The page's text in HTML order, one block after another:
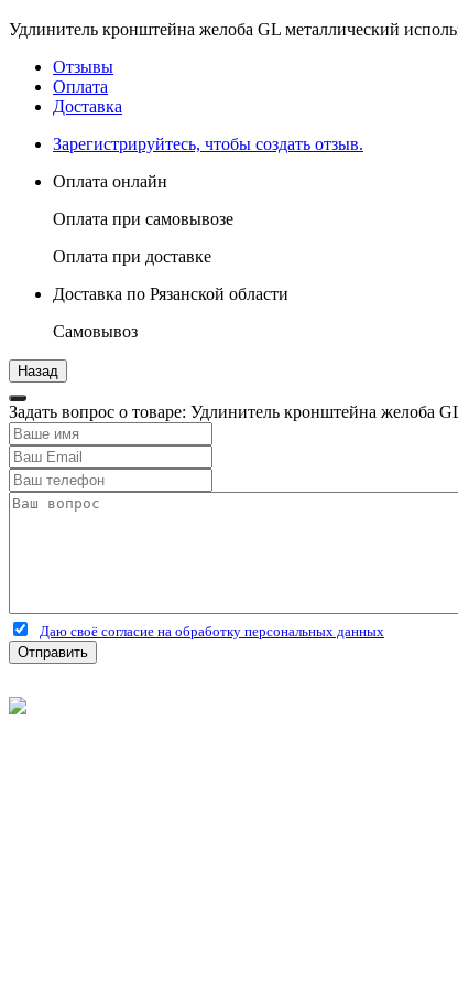
Удлинитель кронштейна желоба GL металлический
Отзывы
Оплата
Доставка
Зарегистрируйтесь, чтобы создать отзыв.
Оплата онлайн
Оплата при самовывозе
Оплата при доставке
Доставка по Рязанской области
Самовывоз
Задать вопрос о товаре: Удлинитель кронштейна желоба
Даю своё согласие на обработку персональных данных
Отправить